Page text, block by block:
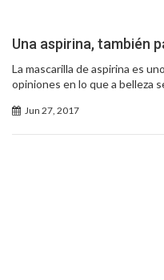
Una aspirina, también
La mascarilla de aspirina es
opiniones en lo que a belleza
Jun 27, 2017